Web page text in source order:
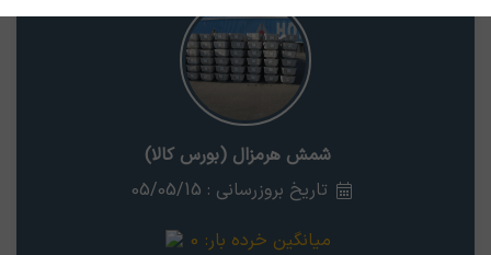
شمش هرمزال (بورس کالا)
تاریخ بروزرسانی : 05/05/15
میانگین خرده بار: 0